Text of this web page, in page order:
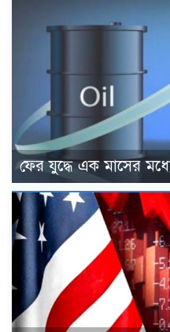
ফের যুদ্ধে এক মাসের